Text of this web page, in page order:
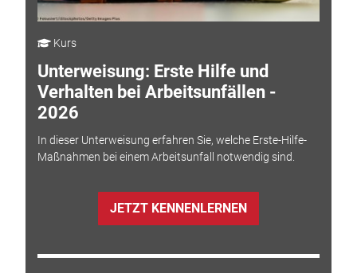
Kurs
Unterweisung: Erste Hilfe und
Verhalten bei Arbeitsunfällen -
2026
In dieser Unterweisung erfahren Sie, welche Erste-Hilfe-
Maßnahmen bei einem Arbeitsunfall notwendig sind.
JETZT KENNENLERNEN